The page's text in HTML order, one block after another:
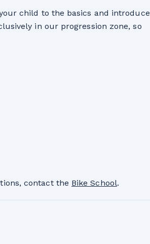
child to the basics and introduce
in our progression zone, so
contact the Bike School.